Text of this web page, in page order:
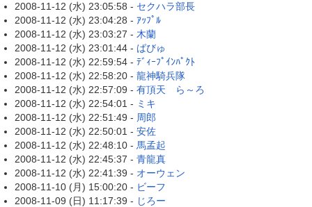
2008-11-12 (水) 23:05:58 - セクハラ部長
2008-11-12 (水) 23:04:28 - ｱｯﾌﾟﾙ
2008-11-12 (水) 23:03:27 - 木蘭
2008-11-12 (水) 23:01:44 - ばびゅ
2008-11-12 (水) 22:59:54 - ﾃﾞｨｰﾌﾟｲﾝﾊﾟｸﾄ
2008-11-12 (水) 22:58:20 - 龍神騎兵隊
2008-11-12 (水) 22:57:09 - 有頂天 ら～ろ
2008-11-12 (水) 22:54:01 - ミキ
2008-11-12 (水) 22:51:49 - 周郎
2008-11-12 (水) 22:50:01 - 安佐
2008-11-12 (水) 22:48:10 - 馬孟起
2008-11-12 (水) 22:45:37 - 青龍真
2008-11-12 (水) 22:41:39 - オーウェン
2008-11-10 (月) 15:00:20 - ビーフ
2008-11-09 (日) 11:17:39 - じろー